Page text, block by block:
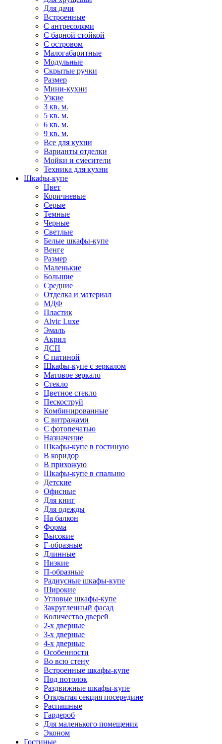
Для дачи
Встроенные
С антресолями
С барной стойкой
С островом
Малогабаритные
Модульные
Скрытые ручки
Размер
Мини-кухни
Узкие
3 кв. м.
5 кв. м.
6 кв. м.
9 кв. м.
Все для кухни
Варианты отделки
Мойки и смесители
Техника для кухни
Шкафы-купе
Цвет
Коричневые
Серые
Темные
Черные
Светлые
Белые шкафы-купе
Венге
Размер
Маленькие
Большие
Средние
Отделка и материал
МДФ
Пластик
Alvic Luxe
Эмаль
Акрил
ДСП
С патиной
Шкафы-купе с зеркалом
Матовое зеркало
Стекло
Цветное стекло
Пескоструй
Комбинированные
С витражами
С фотопечатью
Назначение
Шкафы-купе в гостиную
В коридор
В прихожую
Шкафы-купе в спальню
Детские
Офисные
Для книг
Для одежды
На балкон
Форма
Высокие
Г-образные
Длинные
Низкие
П-образные
Радиусные шкафы-купе
Широкие
Угловые шкафы-купе
Закругленный фасад
Количество дверей
2-х дверные
3-х дверные
4-х дверные
Особенности
Во всю стену
Встроенные шкафы-купе
Под потолок
Раздвижные шкафы-купе
Открытая секция посередине
Распашные
Гардероб
Для маленького помещения
Эконом
Гостиные